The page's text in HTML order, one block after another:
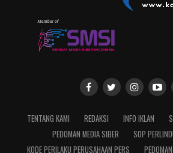
TENTANG KAMI REDAKSI INFO IKLAN
PEDOMAN MEDIA SIBER
SOP
KODE PERILAKU PERUSAHAAN PERS